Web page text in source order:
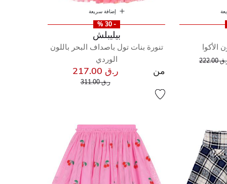
الأكوا
مخفض من 222.00 إلى
إضافة سريعة
- 30 %
بيليبلش
تنورة بنات تول باصداف البحر باللون
الوردي
من ر.ق 217.00
سعر مخفض من
ر.ق 311.00 إلى